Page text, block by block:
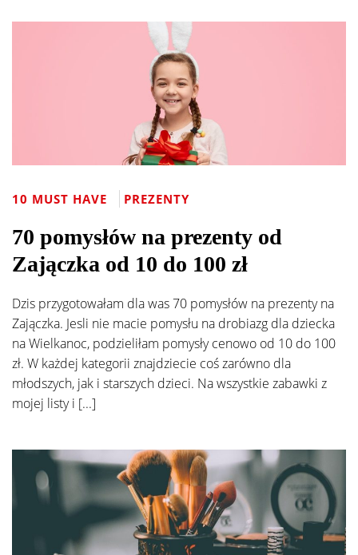
10 MUST HAVE PREZENTY
70 pomysłów na prezenty od
Zajączka od 10 do 100 zł
Dzis przygotowałam dla was 70 pomysłów na prezenty na
Zajączka. Jesli nie macie pomysłu na drobiazg dla dziecka
na Wielkanoc, podzieliłam pomysły cenowo od 10 do 100
zł. W każdej kategorii znajdziecie coś zarówno dla
młodszych, jak i starszych dzieci. Na wszystkie zabawki z
mojej listy i [...]